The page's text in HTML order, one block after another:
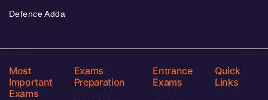
Defence Adda
Most
Important
Exams
Exams
Preparation
Entrance
Exams
Quick
Links